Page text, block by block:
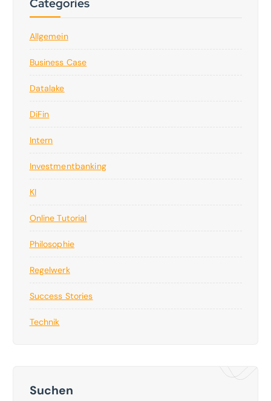
Allgemein
Business Case
Datalake
DiFin
Intern
Investmentbanking
KI
Online Tutorial
Philosophie
Regelwerk
Success Stories
Technik
Suchen